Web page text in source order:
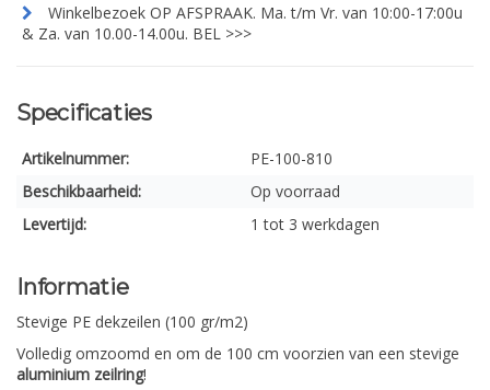
Winkelbezoek OP AFSPRAAK. Ma. t/m Vr. van 10:00-17:00u
& Za. van 10.00-14.00u. BEL >>>
Specificaties
Artikelnummer:
PE-100-810
Beschikbaarheid:
Op voorraad
Levertijd:
1 tot 3 werkdagen
Informatie
Stevige PE dekzeilen (100 gr/m2)
Volledig omzoomd en om de 100 cm voorzien van een stevige
aluminium zeilring!